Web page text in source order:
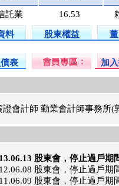
託業 16.53
料 股東權益
表 加
證會計師 勤業會計師事務所(
股東會，停止過戶期
股東會，停止過戶期
股東會，停止過戶期